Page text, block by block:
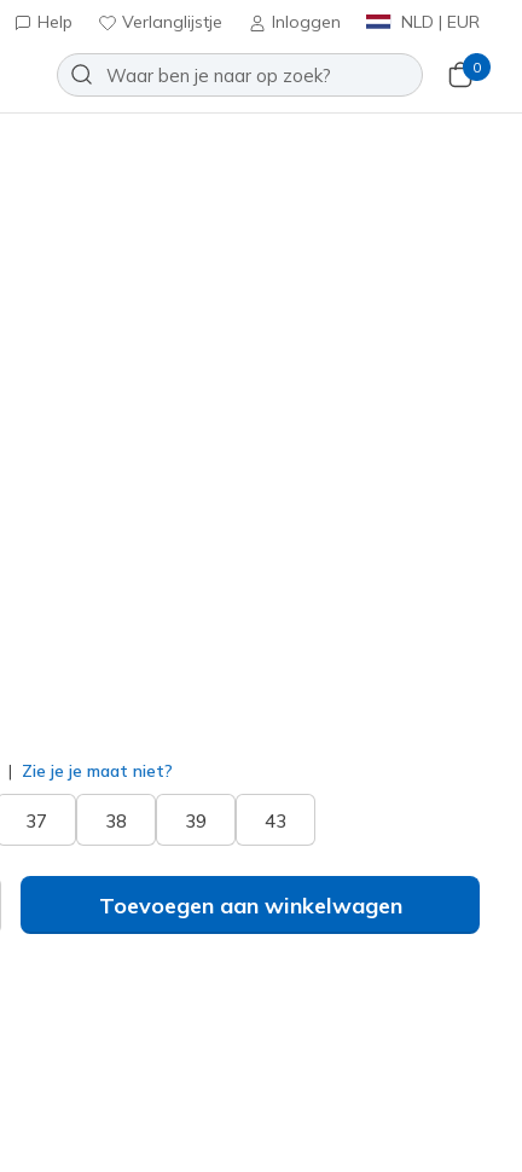
Help Verlanglijstje Inloggen NLD | EUR
0
Zie je je maat niet?
37 38 39 43
Toevoegen aan winkelwagen